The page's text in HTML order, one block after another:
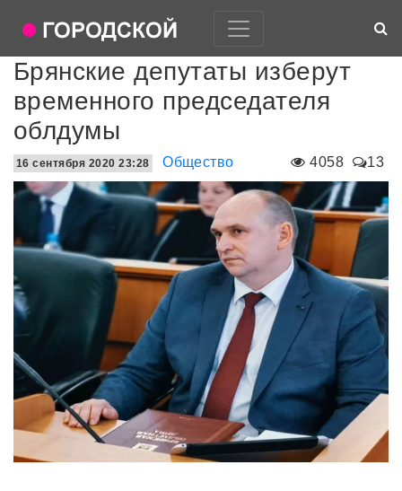
Брянские депутаты изберут
временного председателя
облдумы
4058 13
16 сентября 2020 23:28 Общество